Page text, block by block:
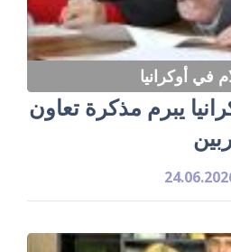
في أوكرانيا
يبرم مذكرة تعاون